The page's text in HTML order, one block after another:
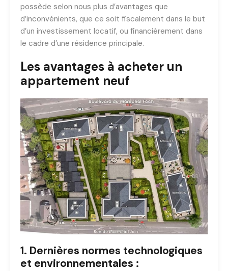
possède selon nous plus d’avantages que
d’inconvénients, que ce soit fiscalement dans le but
d’un investissement locatif, ou financièrement dans
le cadre d’une résidence principale.
Les avantages à acheter un
appartement neuf
1. Dernières normes technologiques
et environnementales :